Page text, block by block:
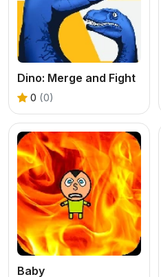
Dino: Merge and Fight
0 (0)
Baby